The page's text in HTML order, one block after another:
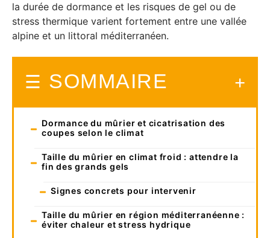
la durée de dormance et les risques de gel ou de
stress thermique varient fortement entre une vallée
alpine et un littoral méditerranéen.
SOMMAIRE
Dormance du mûrier et cicatrisation des
coupes selon le climat
Taille du mûrier en climat froid : attendre la
fin des grands gels
Signes concrets pour intervenir
Taille du mûrier en région méditerranéenne :
éviter chaleur et stress hydrique